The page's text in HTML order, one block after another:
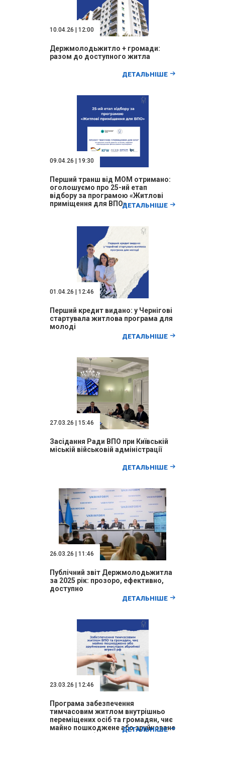
10.04.26 | 12:00
Держмолодьжитло + громади:
разом до доступного житла
ДЕТАЛЬНІШЕ
09.04.26 | 19:30
Перший транш від МОМ отримано:
оголошуємо про 25-ий етап
відбору за програмою «Житлові
приміщення для ВПО»ДЕТАЛЬНІШЕ
01.04.26 | 12:46
Перший кредит видано: у Чернігові
стартувала житлова програма для
молоді
ДЕТАЛЬНІШЕ
27.03.26 | 15:46
Засідання Ради ВПО при Київській
міській військовій адміністрації
ДЕТАЛЬНІШЕ
26.03.26 | 11:46
Публічний звіт Держмолодьжитла
за 2025 рік: прозоро, ефективно,
доступно
ДЕТАЛЬНІШЕ
23.03.26 | 12:46
Програма забезпечення
тимчасовим житлом внутрішньо
переміщених осіб та громадян, чиє
майно пошкоджене або зруйноване
ДЕТАЛЬНІШЕ